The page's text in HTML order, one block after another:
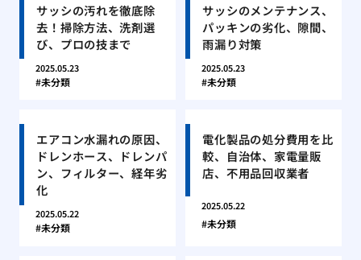
サッシの汚れを徹底除
去！掃除方法、洗剤選
び、プロの技まで
2025.05.23
未分類
サッシのメンテナンス、
パッキンの劣化、隙間、
雨漏り対策
2025.05.23
未分類
エアコン水漏れの原因、
ドレンホース、ドレンパ
ン、フィルター、経年劣
化
2025.05.22
未分類
電化製品の処分費用を比
較、自治体、家電量販
店、不用品回収業者
2025.05.22
未分類